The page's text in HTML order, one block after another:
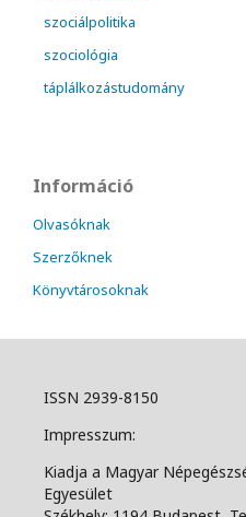
szociálpolitika
szociológia
táplálkozástudomány
Információ
Olvasóknak
Szerzőknek
Könyvtárosoknak
ISSN 2939-8150
Impresszum:
Kiadja a Magyar
Egyesület